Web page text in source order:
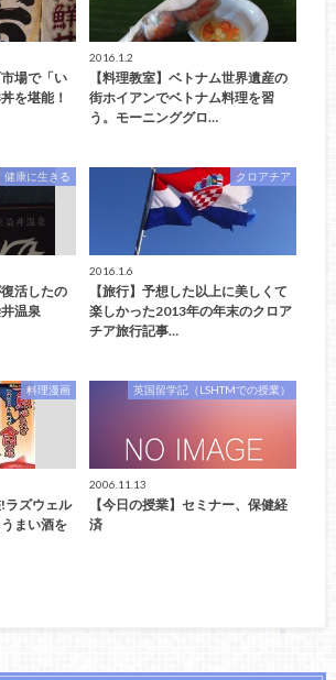
市場で「い
を堪能！
2016.1.2
【料理教室】ベトナム世界遺産の
街ホイアンでベトナム料理を習
う。モーニンググロ…
健康に生きる
復活したの
温泉
クロアチア
2016.1.6
【旅行】予想した以上に美しくて
楽しかった2013年の年末のクロア
チア旅行記事…
料理漫画
!ラズウェル
まい酒を
英国留学記（LSHTMでの授業）
2006.11.13
【今日の授業】セミナー、保健経
済